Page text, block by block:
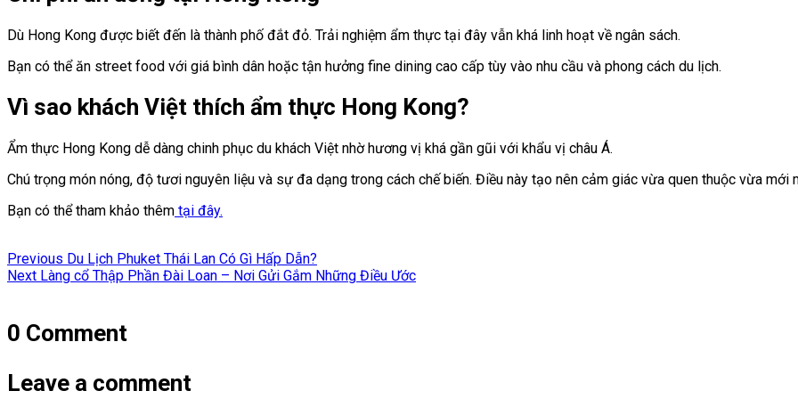
Dù Hong Kong được biết đến là thành phố đắt đỏ. Trải nghiệm ẩm thực tại đây vẫn khá linh hoạt về ngân sách.
Bạn có thể ăn street food với giá bình dân hoặc tận hưởng fine dining cao cấp tùy vào nhu cầu và phong cách du lịch.
Vì sao khách Việt thích ẩm thực Hong Kong?
Ẩm thực Hong Kong dễ dàng chinh phục du khách Việt nhờ hương vị khá gần gũi với khẩu vị châu Á.
Chú trọng món nóng, độ tươi nguyên liệu và sự đa dạng trong cách chế biến. Điều này tạo nên cảm giác vừa quen thuộc vừa mới
Bạn có thể tham khảo thêm tại đây.
hướng
viết
Previous Previous
post:
Du Lịch Phuket Thái Lan Có Gì Hấp Dẫn?
Next Next
Làng cổ Thập Phần Đài Loan – Nơi Gửi Gắm Những Điều Ước
0 Comment
Leave a comment